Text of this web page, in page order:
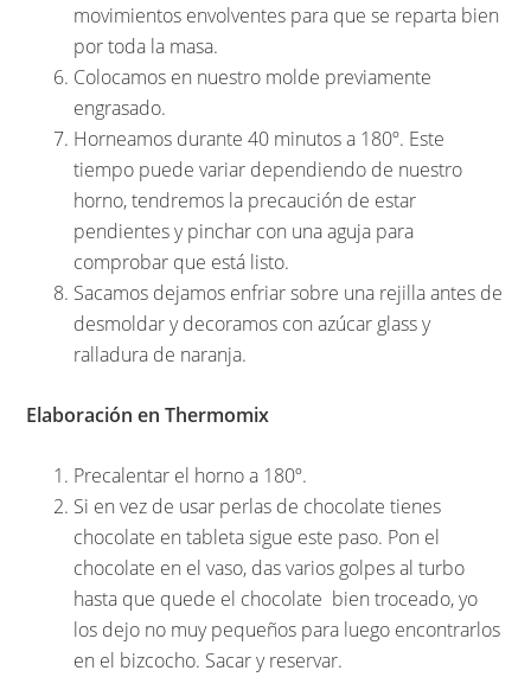
movimientos envolventes para que se reparta bien
por toda la masa.
Colocamos en nuestro molde previamente
engrasado.
Horneamos durante 40 minutos a 180º. Este
tiempo puede variar dependiendo de nuestro
horno, tendremos la precaución de estar
pendientes y pinchar con una aguja para
comprobar que está listo.
Sacamos dejamos enfriar sobre una rejilla antes de
desmoldar y decoramos con azúcar glass y
ralladura de naranja.
Elaboración en Thermomix
Precalentar el horno a 180º.
Si en vez de usar perlas de chocolate tienes
chocolate en tableta sigue este paso. Pon el
chocolate en el vaso, das varios golpes al turbo
hasta que quede el chocolate bien troceado, yo
los dejo no muy pequeños para luego encontrarlos
en el bizcocho. Sacar y reservar.